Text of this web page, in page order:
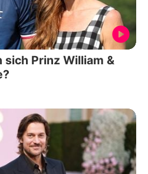
Prinz William &